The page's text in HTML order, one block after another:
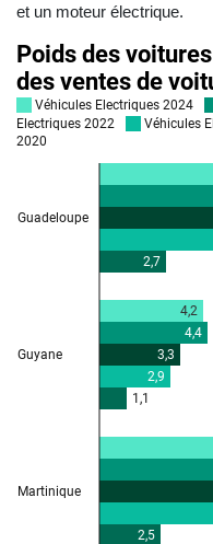
et un moteur électrique.